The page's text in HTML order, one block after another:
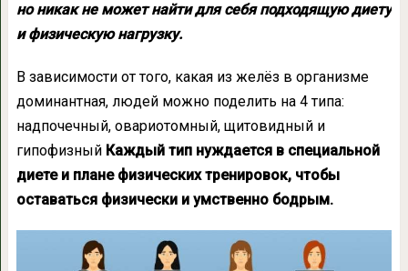
но никак не может найти для себя подходящую диету
и физическую нагрузку.
В зависимости от того, какая из желёз в организме
доминантная, людей можно поделить на 4 типа:
надпочечный, овариотомный, щитовидный и
гипофизный Каждый тип нуждается в специальной
диете и плане физических тренировок, чтобы
оставаться физически и умственно бодрым.